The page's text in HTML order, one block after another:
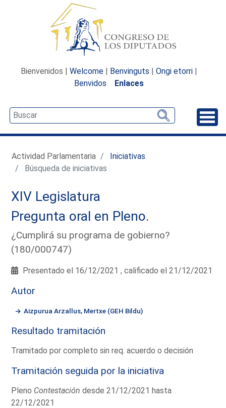
Bienvenidos | Welcome | Benvinguts | Ongi etorri |
Benvidos
Enlaces
Actividad Parlamentaria
Iniciativas
Búsqueda de iniciativas
XIV Legislatura
Pregunta oral en Pleno.
¿Cumplirá su programa de gobierno?
(180/000747)
Presentado el 16/12/2021 , calificado el 21/12/2021
Autor
Aizpurua Arzallus, Mertxe (GEH Bildu)
Resultado tramitación
Tramitado por completo sin req. acuerdo o decisión
Tramitación seguida por la iniciativa
Pleno Contestación desde 21/12/2021 hasta
22/12/2021